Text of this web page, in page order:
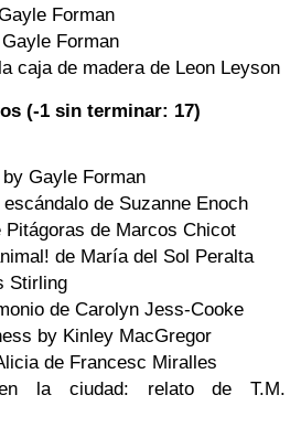
Forman
Forman
caja de madera de Leon Leyson
(-1 sin terminar: 17)
Gayle Forman
de Suzanne Enoch
Pitágoras de Marcos Chicot
de María del Sol Peralta
Stirling
de Carolyn Jess-Cooke
by Kinley MacGregor
de Francesc Miralles
la ciudad: relato de T.M.